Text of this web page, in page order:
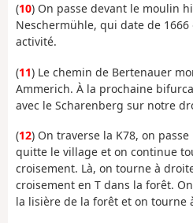
(10) On passe devant le moulin
Neschermühle, qui date de
activité.
(11) Le chemin de Bertenauer
Ammerich. À la prochaine
avec le Scharenberg sur notre
(12) On traverse la K78, on
quitte le village et on continue
croisement. Là, on tourne à
croisement en T dans la forêt.
la lisière de la forêt et on tourne